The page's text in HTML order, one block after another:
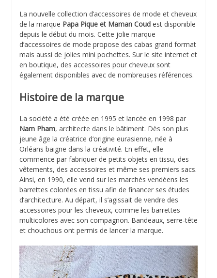
La nouvelle collection d’accessoires de mode et cheveux
de la marque Papa Pique et Maman Coud est disponible
depuis le début du mois. Cette jolie marque
d’accessoires de mode propose des cabas grand format
mais aussi de jolies mini pochettes. Sur le site internet et
en boutique, des accessoires pour cheveux sont
également disponibles avec de nombreuses références.
Histoire de la marque
La société a été créée en 1995 et lancée en 1998 par
Nam Pham, architecte dans le bâtiment. Dès son plus
jeune âge la créatrice d‘origine eurasienne, née à
Orléans baigne dans la créativité. En effet, elle
commence par fabriquer de petits objets en tissu, des
vêtements, des accessoires et même ses premiers sacs.
Ainsi, en 1990, elle vend sur les marchés vendéens les
barrettes colorées en tissu afin de financer ses études
d’architecture. Au départ, il s’agissait de vendre des
accessoires pour les cheveux, comme les barrettes
multicolores avec son compagnon. Bandeaux, serre-tête
et chouchous ont permis de lancer la marque.